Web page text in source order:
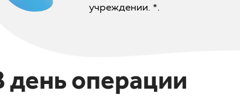
учреждении. *.
день операции